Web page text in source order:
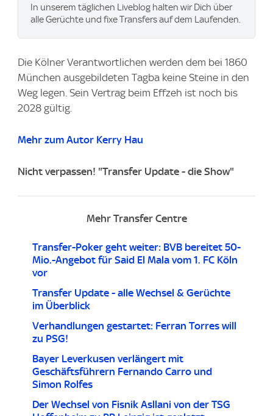
In unserem täglichen Liveblog halten wir Dich über
alle Gerüchte und fixe Transfers auf dem Laufenden.
Die Kölner Verantwortlichen werden dem bei 1860
München ausgebildeten Tagba keine Steine in den
Weg legen. Sein Vertrag beim Effzeh ist noch bis
2028 gültig.
Mehr zum Autor Kerry Hau
Nicht verpassen! "Transfer Update - die Show"
Mehr Transfer Centre
Transfer-Poker geht weiter: BVB bereitet 50-
Mio.-Angebot für Said El Mala vom 1. FC Köln
vor
Transfer Update - alle Wechsel & Gerüchte
im Überblick
Verhandlungen gestartet: Ferran Torres will
zu PSG!
Bayer Leverkusen verlängert mit
Geschäftsführern Fernando Carro und
Simon Rolfes
Der Wechsel von Fisnik Asllani von der TSG